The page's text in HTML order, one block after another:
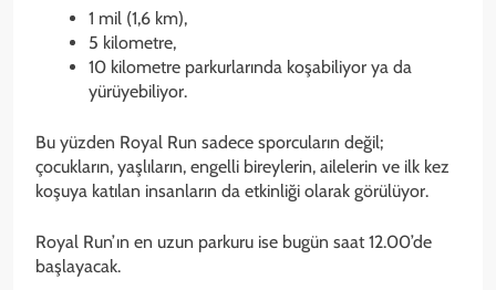
1 mil (1,6 km),
5 kilometre,
10 kilometre parkurlarında koşabiliyor ya da
yürüyebiliyor.
Bu yüzden Royal Run sadece sporcuların değil;
çocukların, yaşlıların, engelli bireylerin, ailelerin ve ilk kez
koşuya katılan insanların da etkinliği olarak görülüyor.
Royal Run’ın en uzun parkuru ise bugün saat 12.00’de
başlayacak.